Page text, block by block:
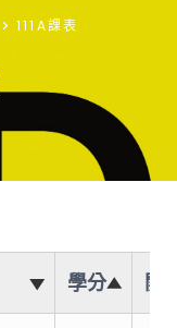
111A課表
學分 開